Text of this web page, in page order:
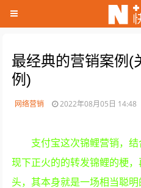
最经典的营销案例(
例)
网络营销 2022年08月05日 14:48
支付宝这次锦鲤营销，
现下正火的的转发锦鲤的梗
头，其本身就是一场相当聪